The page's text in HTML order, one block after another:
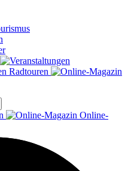
Radtouren
Online-